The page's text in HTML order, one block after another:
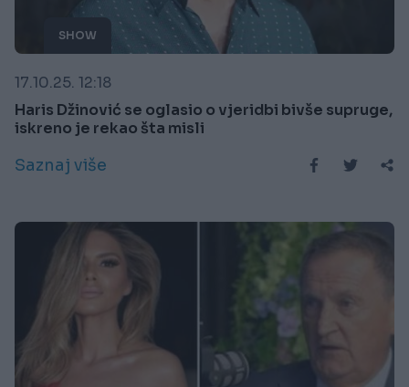
SHOW
17.10.25. 12:18
Haris Džinović se oglasio o vjeridbi bivše supruge,
iskreno je rekao šta misli
Saznaj više